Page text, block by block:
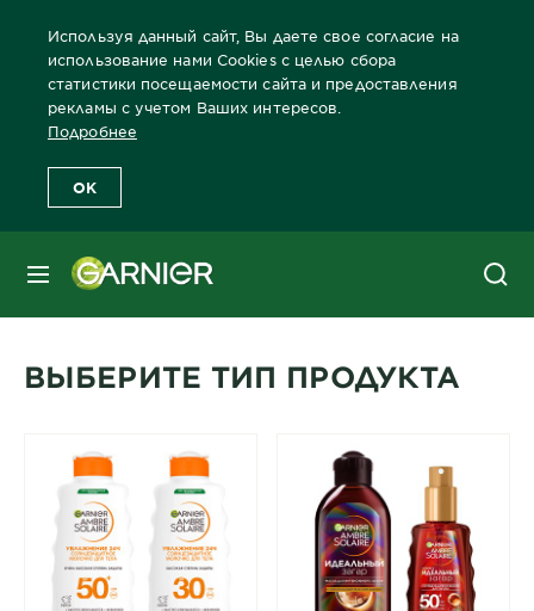
Используя данный сайт, Вы даете свое согласие на
использование нами Cookies с целью сбора
статистики посещаемости сайта и предоставления
рекламы с учетом Ваших интересов.
Подробнее
OK
МЕНЮ
Главная Защита от солнца
Тип продукта для защиты от
Различные виды средств для защиты от солнца
ВЫБЕРИТЕ ТИП ПРОДУКТА